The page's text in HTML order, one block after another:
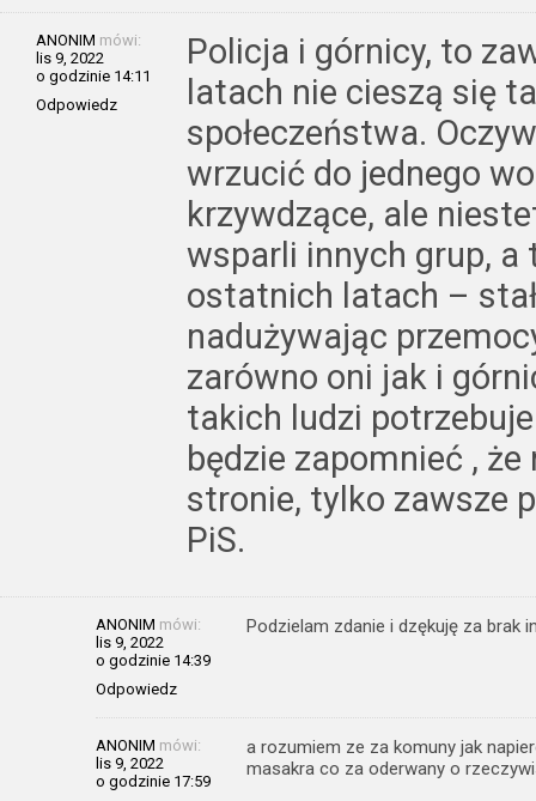
ANONIM mówi:
lis 9, 2022
o godzinie 14:11
Odpowiedz
Policja i górnicy, to
latach nie cieszą się
społeczeństwa.
wrzucić do jednego
krzywdzące, ale
wsparli innych grup,
ostatnich latach –
nadużywając
zarówno oni jak i
takich ludzi
będzie zapomnieć ,
stronie, tylko zawsze
PiS.
ANONIM mówi:
lis 9, 2022
o godzinie 14:39
Odpowiedz
Podzielam zdanie i dzękuję za brak
ANONIM mówi:
lis 9, 2022
o godzinie 17:59
a rozumiem ze za komuny jak
masakra co za oderwany o